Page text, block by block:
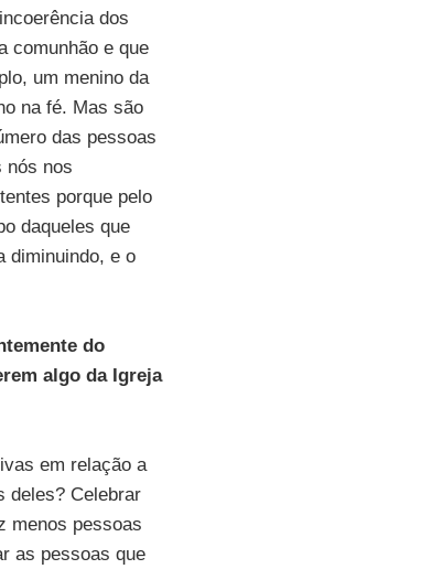
dos
comunhão e que
um menino da
na fé. Mas são
das pessoas
nós nos
porque pelo
daqueles que
diminuindo, e o
do
algo da Igreja
em relação a
deles? Celebrar
menos pessoas
as pessoas que